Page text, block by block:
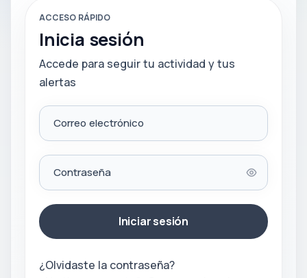
ACCESO RÁPIDO
Inicia sesión
Accede para seguir tu actividad y tus
alertas
Correo electrónico
Contraseña
Iniciar sesión
¿Olvidaste la contraseña?